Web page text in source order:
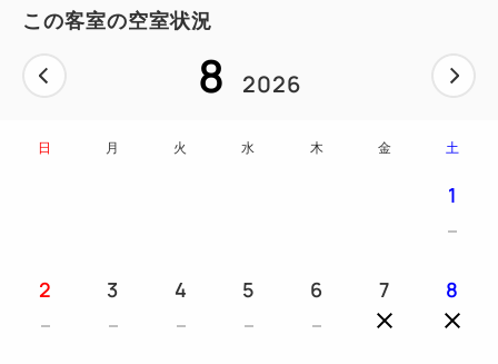
この客室の空室状況
8 2026
日 月 火 水 木 金 土
1
2 3 4 5 6 7 8